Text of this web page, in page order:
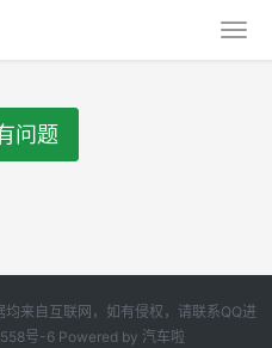
问题
来自互联网，如有侵权，请联系QQ进
号-6Powered by 汽车啦